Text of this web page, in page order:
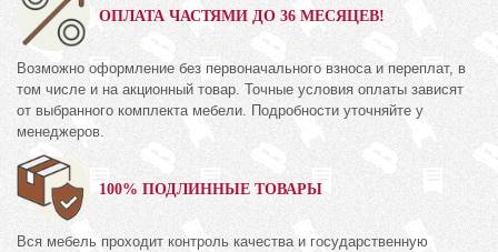
ОПЛАТА ЧАСТЯМИ ДО 36 МЕСЯЦЕВ!
Возможно оформление без первоначального взноса и переплат, в
том числе и на акционный товар. Точные условия оплаты зависят
от выбранного комплекта мебели. Подробности уточняйте у
менеджеров.
100% ПОДЛИННЫЕ ТОВАРЫ
Вся мебель проходит контроль качества и государственную